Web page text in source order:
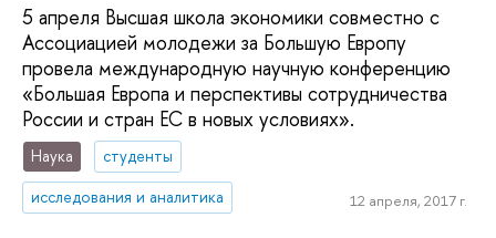
5 апреля Высшая школа экономики совместно с
Ассоциацией молодежи за Большую Европу
провела международную научную конференцию
«Большая Европа и перспективы сотрудничества
России и стран ЕС в новых условиях».
Наука
студенты
исследования и аналитика
12 апреля, 2017 г.